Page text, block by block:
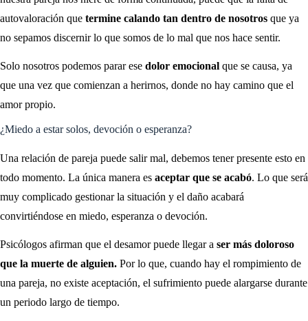
autovaloración que termine calando tan dentro de nosotros que ya
no sepamos discernir lo que somos de lo mal que nos hace sentir.
Solo nosotros podemos parar ese dolor emocional que se causa, ya
que una vez que comienzan a herirnos, donde no hay camino que el
amor propio.
¿Miedo a estar solos, devoción o esperanza?
Una relación de pareja puede salir mal, debemos tener presente esto en
todo momento. La única manera es aceptar que se acabó. Lo que será
muy complicado gestionar la situación y el daño acabará
convirtiéndose en miedo, esperanza o devoción.
Psicólogos afirman que el desamor puede llegar a ser más doloroso
que la muerte de alguien. Por lo que, cuando hay el rompimiento de
una pareja, no existe aceptación, el sufrimiento puede alargarse durante
un periodo largo de tiempo.